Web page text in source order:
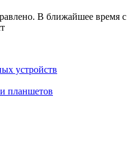
В ближайшее время с
устройств
планшетов